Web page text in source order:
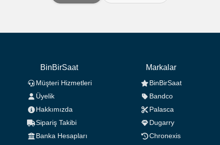
BinBirSaat
Müşteri Hizmetleri
Üyelik
Hakkımızda
Sipariş Takibi
Banka Hesapları
Markalar
BinBirSaat
Bandco
Palasca
Dugarry
Chronexis